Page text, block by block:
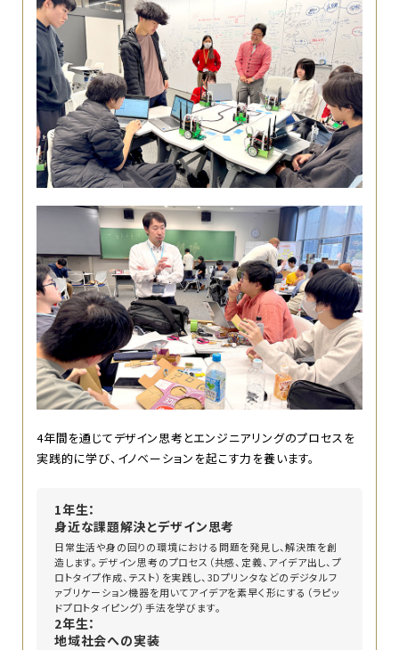
4年間を通じてデザイン思考とエンジニアリングのプロセスを
実践的に学び、イノベーションを起こす力を養います。
1年生：
身近な課題解決とデザイン思考
日常生活や身の回りの環境における問題を発見し、解決策を創
造します。デザイン思考のプロセス（共感、定義、アイデア出し、プ
ロトタイプ作成、テスト）を実践し、3Dプリンタなどのデジタルフ
ァブリケーション機器を用いてアイデアを素早く形にする（ラピッ
ドプロトタイピング）手法を学びます。
2年生：
地域社会への実装